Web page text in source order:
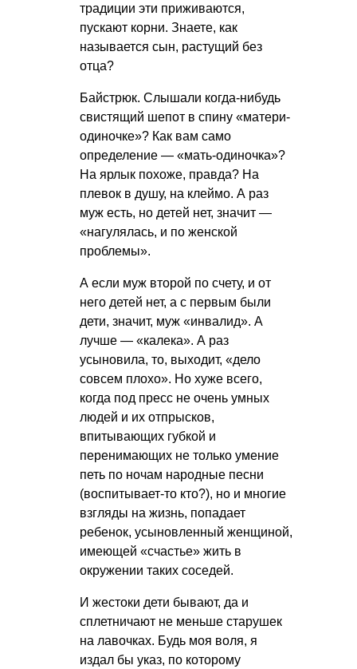
традиции эти приживаются,
пускают корни. Знаете, как
называется сын, растущий без
отца?
Байстрюк. Слышали когда-нибудь
свистящий шепот в спину «матери-
одиночке»? Как вам само
определение — «мать-одиночка»?
На ярлык похоже, правда? На
плевок в душу, на клеймо. А раз
муж есть, но детей нет, значит —
«нагулялась, и по женской
проблемы».
А если муж второй по счету, и от
него детей нет, а с первым были
дети, значит, муж «инвалид». А
лучше — «калека». А раз
усыновила, то, выходит, «дело
совсем плохо». Но хуже всего,
когда под пресс не очень умных
людей и их отпрысков,
впитывающих губкой и
перенимающих не только умение
петь по ночам народные песни
(воспитывает-то кто?), но и многие
взгляды на жизнь, попадает
ребенок, усыновленный женщиной,
имеющей «счастье» жить в
окружении таких соседей.
И жестоки дети бывают, да и
сплетничают не меньше старушек
на лавочках. Будь моя воля, я
издал бы указ, по которому